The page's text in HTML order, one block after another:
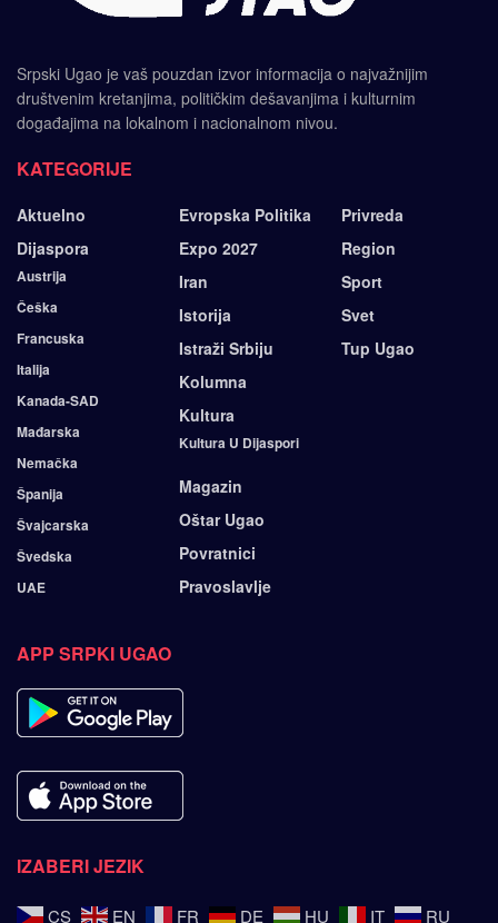
Srpski Ugao je vaš pouzdan izvor informacija o najvažnijim
društvenim kretanjima, političkim dešavanjima i kulturnim
događajima na lokalnom i nacionalnom nivou.
KATEGORIJE
Aktuelno
Dijaspora
Austrija
Češka
Francuska
Italija
Kanada-SAD
Mađarska
Nemačka
Španija
Švajcarska
Švedska
UAE
Evropska Politika
Expo 2027
Iran
Istorija
Istraži Srbiju
Kolumna
Kultura
Kultura U Dijaspori
Magazin
Oštar Ugao
Povratnici
Pravoslavlje
Privreda
Region
Sport
Svet
Tup Ugao
APP SRPKI UGAO
IZABERI JEZIK
CS EN FR DE HU IT RU